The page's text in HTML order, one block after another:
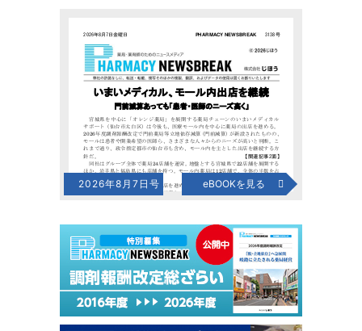
2026年8月7日号 eBOOKを見る